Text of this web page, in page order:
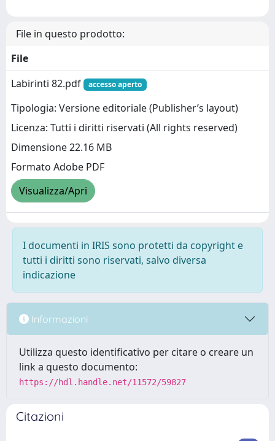
File in questo prodotto:
File
Labirinti 82.pdf
accesso aperto
Tipologia: Versione editoriale (Publisher’s layout)
Licenza: Tutti i diritti riservati (All rights reserved)
Dimensione 22.16 MB
Formato Adobe PDF
Visualizza/Apri
I documenti in IRIS sono protetti da copyright e
tutti i diritti sono riservati, salvo diversa
indicazione
Informazioni
Utilizza questo identificativo per citare o creare un
link a questo documento:
https://hdl.handle.net/11572/59827
Citazioni